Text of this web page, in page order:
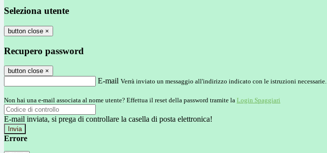
Seleziona utente
button close ×
Recupero password
button close ×
E-mail Verrà inviato un messaggio all'indirizzo indicato con le istruzioni necessarie.
Non hai una e-mail associata al nome utente? Effettua il reset della password tramite la Login Spaggiari
E-mail inviata, si prega di controllare la casella di posta elettronica!
Errore